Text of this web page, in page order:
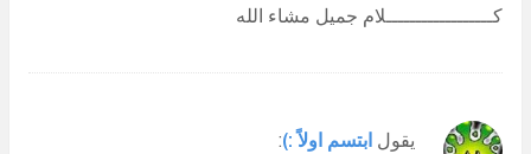
كــــــــــــــــــلام جميل مشاء الله
يقول ابتسم اولاً :):